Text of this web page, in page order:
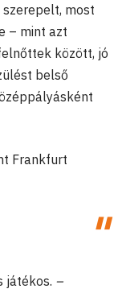
most
– mint azt
között, jó
belső
Frankfurt
játékos. –